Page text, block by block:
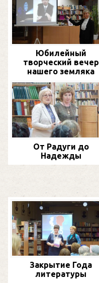
Юбилейный
творческий вечер
нашего земляка
От Радуги до
Надежды
Закрытие Года
литературы